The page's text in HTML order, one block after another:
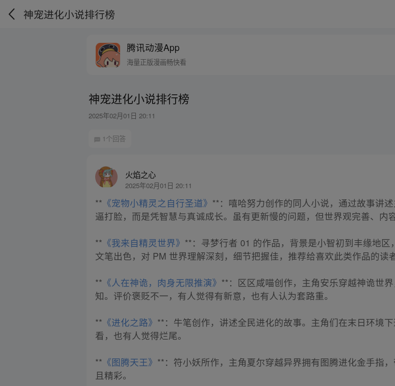
神宠进化小说排行榜
腾讯动漫App
海量正版漫画畅快看
神宠进化小说排行榜
2025年02月01日 20:11
1个回答
火焰之心
2025年02月01日 20:11
** 《宠物小精灵之自行圣道》 **：嘻哈努力创作的同人小说，通过故事讲
逼打脸，而是凭智慧与真诚成长。虽有更新慢的问题，但世界观完善、内
** 《我来自精灵世界》 **：寻梦行者 01 的作品，背景是小智初到丰缘地区
文笔出色，对 PM 世界理解深刻，细节把握佳，推荐给喜欢此类作品的读者
** 《人在神诡，肉身无限推演》 **：区区咸喵创作，主角安乐穿越神诡世
知。评价褒贬不一，有人觉得有新意，也有人认为套路重。
** 《进化之路》 **：牛笔创作，讲述全民进化的故事。主角们在末日环境
看，也有人觉得烂尾。
** 《图腾天王》 **：符小妖所作，主角夏尔穿越异界拥有图腾进化金手指
且精彩。